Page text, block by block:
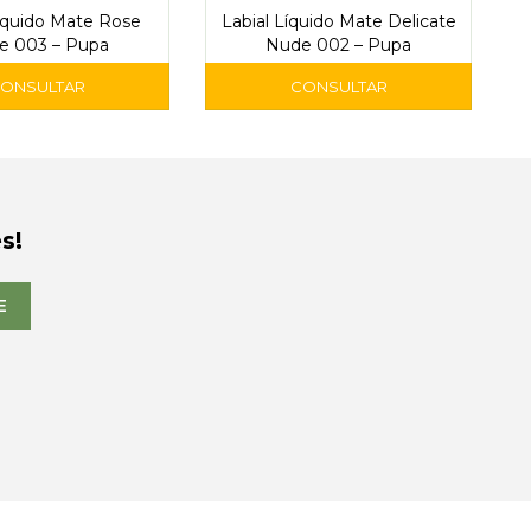
Mate Rose
003 – Pupa
Labial Líquido Mate Delicate
Nude 002 – Pupa